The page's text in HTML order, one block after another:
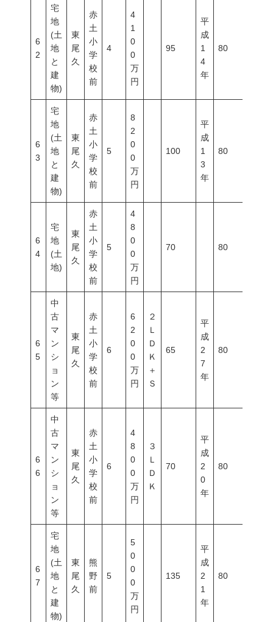
6
2
宅
地
(土
地
と
建
物)
東
尾
久
赤
土
小
学
校
前
4
4
1
0
0
万
円
95
平
成
1
4
年
80
6
3
宅
地
(土
地
と
建
物)
東
尾
久
赤
土
小
学
校
前
5
8
2
0
0
万
円
100
平
成
1
3
年
80
6
4
宅
地
(土
地)
東
尾
久
赤
土
小
学
校
前
5
4
8
0
0
万
円
70 80
6
5
中
古
マ
ン
シ
ョ
ン
等
東
尾
久
赤
土
小
学
校
前
6
6
2
0
0
万
円
２
Ｌ
Ｄ
Ｋ
＋
Ｓ
65
平
成
2
7
年
80
6
6
中
古
マ
ン
シ
ョ
ン
等
東
尾
久
赤
土
小
学
校
前
6
4
8
0
0
万
円
３
Ｌ
Ｄ
Ｋ
70
平
成
2
0
年
80
6
7
宅
地
(土
地
と
建
物)
東
尾
久
熊
野
前
5
5
0
0
0
万
円
135
平
成
2
1
年
80